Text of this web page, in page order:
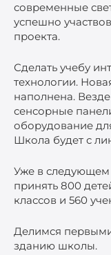
современные
успешно
проекта.
Сделать учебу
технологии.
наполнена.
сенсорные
оборудование
Школа будет с
Уже в
принять 800
классов и 560
Делимся
зданию школы.